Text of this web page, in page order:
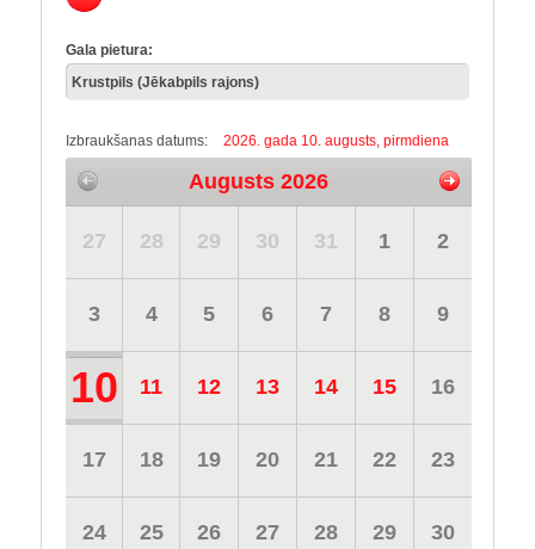
Gala pietura:
Izbraukšanas datums: 2026. gada 10. augusts, pirmdiena
Augusts 2026
27 28 29 30 31 1 2
3 4 5 6 7 8 9
10 11 12 13 14 15 16
17 18 19 20 21 22 23
24 25 26 27 28 29 30